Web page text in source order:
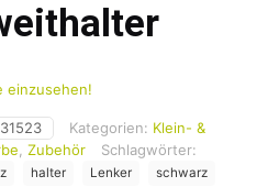
einzusehen!
Kategorien: Klein- &
Zubehör Schlagwörter:
halter Lenker
schwarz